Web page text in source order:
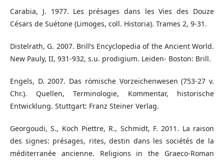
Carabia, J. 1977. Les présages dans les Vies des Douze
Césars de Suétone (Limoges, coll. Historia). Trames 2, 9-31.
Distelrath, G. 2007. Brill’s Encyclopedia of the Ancient World.
New Pauly, II, 931-932, s.u. prodigium. Leiden- Boston: Brill.
Engels, D. 2007. Das römische Vorzeichenwesen (753-27 v.
Chr.). Quellen, Terminologie, Kommentar, historische
Entwicklung. Stuttgart: Franz Steiner Verlag.
Georgoudi, S., Koch Piettre, R., Schmidt, F. 2011. La raison
des signes: présages, rites, destin dans les sociétés de la
méditerranée ancienne. Religions in the Graeco-Roman